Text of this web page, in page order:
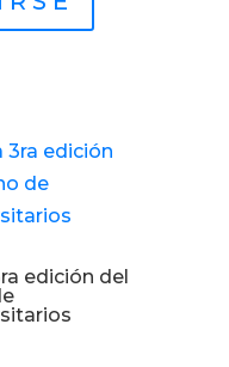
edición del